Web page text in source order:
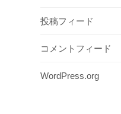
投稿フィード
コメントフィード
WordPress.org